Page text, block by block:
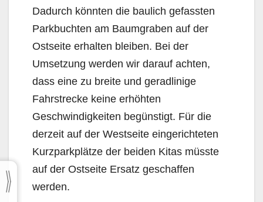
Dadurch könnten die baulich gefassten
Parkbuchten am Baumgraben auf der
Ostseite erhalten bleiben. Bei der
Umsetzung werden wir darauf achten,
dass eine zu breite und geradlinige
Fahrstrecke keine erhöhten
Geschwindigkeiten begünstigt. Für die
derzeit auf der Westseite eingerichteten
Kurzparkplätze der beiden Kitas müsste
auf der Ostseite Ersatz geschaffen
werden.